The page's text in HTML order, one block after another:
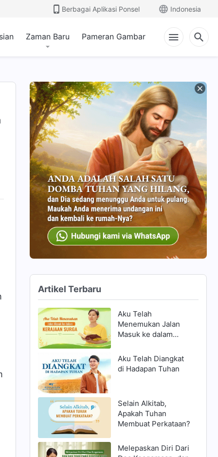
Berbagai Aplikasi Ponsel Indonesia
Zaman Baru Pameran Gambar
Artikel Terbaru
Aku Telah
Menemukan Jalan
Masuk ke dalam
Aku Telah Diangkat
di Hadapan Tuhan
Selain Alkitab,
Apakah Tuhan
Membuat Perkataan?
Melepaskan Diri Dari